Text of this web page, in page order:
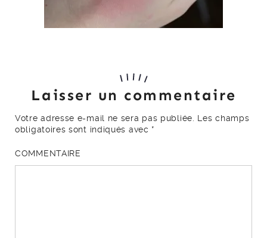
Laisser un commentaire
Votre adresse e-mail ne sera pas publiée.
Les champs
obligatoires sont indiqués avec *
COMMENTAIRE